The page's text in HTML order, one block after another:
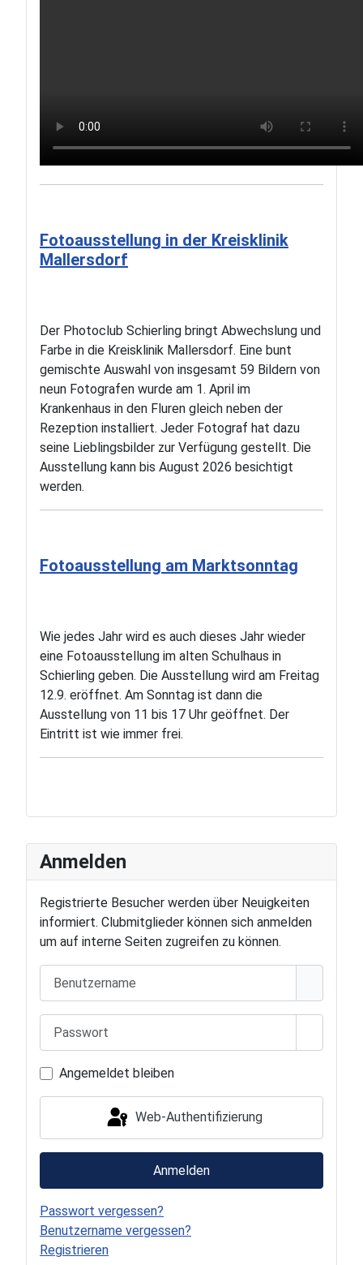
Anmelden
Registrierte Besucher werden über Neuigkeiten
informiert. Clubmitglieder können sich anmelden
um auf interne Seiten zugreifen zu können.
Angemeldet bleiben
Web-Authentifizierung
Anmelden
Passwort vergessen?
Benutzername vergessen?
Registrieren
Fotoausstellung in der Kreisklinik
Mallersdorf
Der Photoclub Schierling bringt Abwechslung und
Farbe in die Kreisklinik Mallersdorf. Eine bunt
gemischte Auswahl von insgesamt 59 Bildern von
neun Fotografen wurde am 1. April im
Krankenhaus in den Fluren gleich neben der
Rezeption installiert. Jeder Fotograf hat dazu
seine Lieblingsbilder zur Verfügung gestellt. Die
Ausstellung kann bis August 2026 besichtigt
werden.
Fotoausstellung am Marktsonntag
Wie jedes Jahr wird es auch dieses Jahr wieder
eine Fotoausstellung im alten Schulhaus in
Schierling geben. Die Ausstellung wird am Freitag
12.9. eröffnet. Am Sonntag ist dann die
Ausstellung von 11 bis 17 Uhr geöffnet. Der
Eintritt ist wie immer frei.